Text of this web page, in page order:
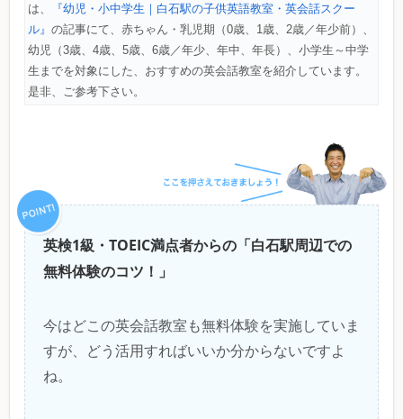
は、
『幼児・小中学生｜白石駅の子供英語教室・英会話スクー
ル』 の記事にて、赤ちゃん・乳児期（0歳、1歳、2歳／年少前）、
幼児（3歳、4歳、5歳、6歳／年少、年中、年長）、小学生～中学
生までを対象にした、おすすめの英会話教室を紹介しています。
是非、ご参考下さい。
英検1級・TOEIC満点者からの「白石駅周辺での
無料体験のコツ！」
今はどこの英会話教室も無料体験を実施していま
すが、どう活用すればいいか分からないですよ
ね。